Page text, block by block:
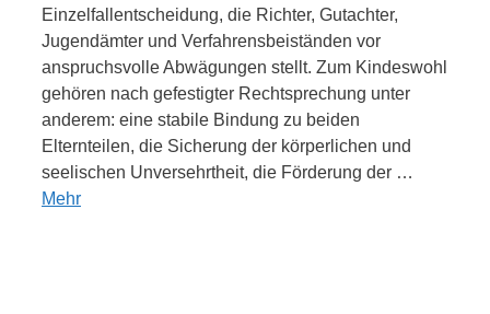
Einzelfallentscheidung, die Richter, Gutachter,
Jugendämter und Verfahrensbeiständen vor
anspruchsvolle Abwägungen stellt. Zum Kindeswohl
gehören nach gefestigter Rechtsprechung unter
anderem: eine stabile Bindung zu beiden
Elternteilen, die Sicherung der körperlichen und
seelischen Unversehrtheit, die Förderung der …
Mehr